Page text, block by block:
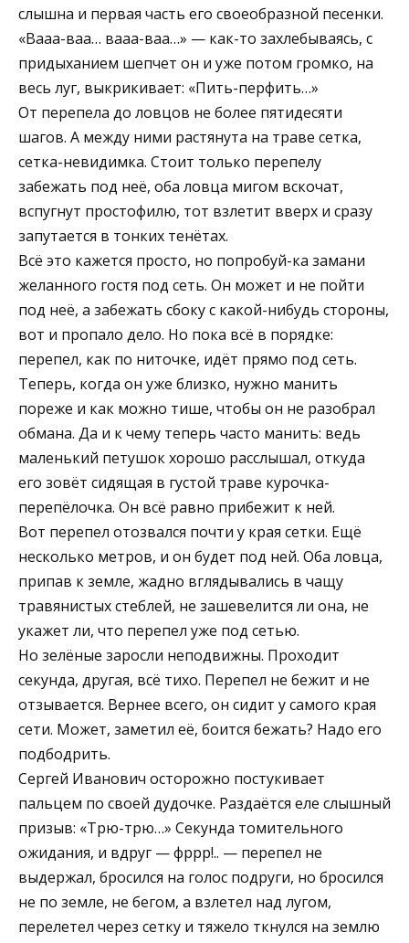
слышна и первая часть его своеобразной песенки.
«Вааа-ваа… вааа-ваа…» — как-то захлебываясь, с
придыханием шепчет он и уже потом громко, на
весь луг, выкрикивает: «Пить-перфить…»
От перепела до ловцов не более пятидесяти
шагов. А между ними растянута на траве сетка,
сетка-невидимка. Стоит только перепелу
забежать под неё, оба ловца мигом вскочат,
вспугнут простофилю, тот взлетит вверх и сразу
запутается в тонких тенётах.
Всё это кажется просто, но попробуй-ка замани
желанного гостя под сеть. Он может и не пойти
под неё, а забежать сбоку с какой-нибудь стороны,
вот и пропало дело. Но пока всё в порядке:
перепел, как по ниточке, идёт прямо под сеть.
Теперь, когда он уже близко, нужно манить
пореже и как можно тише, чтобы он не разобрал
обмана. Да и к чему теперь часто манить: ведь
маленький петушок хорошо расслышал, откуда
его зовёт сидящая в густой траве курочка-
перепёлочка. Он всё равно прибежит к ней.
Вот перепел отозвался почти у края сетки. Ещё
несколько метров, и он будет под ней. Оба ловца,
припав к земле, жадно вглядывались в чащу
травянистых стеблей, не зашевелится ли она, не
укажет ли, что перепел уже под сетью.
Но зелёные заросли неподвижны. Проходит
секунда, другая, всё тихо. Перепел не бежит и не
отзывается. Вернее всего, он сидит у самого края
сети. Может, заметил её, боится бежать? Надо его
подбодрить.
Сергей Иванович осторожно постукивает
пальцем по своей дудочке. Раздаётся еле слышный
призыв: «Трю-трю…» Секунда томительного
ожидания, и вдруг — фррр!.. — перепел не
выдержал, бросился на голос подруги, но бросился
не по земле, не бегом, а взлетел над лугом,
перелетел через сетку и тяжело ткнулся на землю